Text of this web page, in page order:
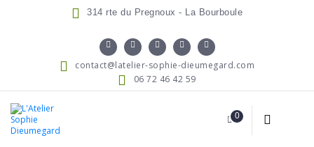
314 rte du Pregnoux - La Bourboule
contact@latelier-sophie-dieumegard.com
06 72 46 42 59
0